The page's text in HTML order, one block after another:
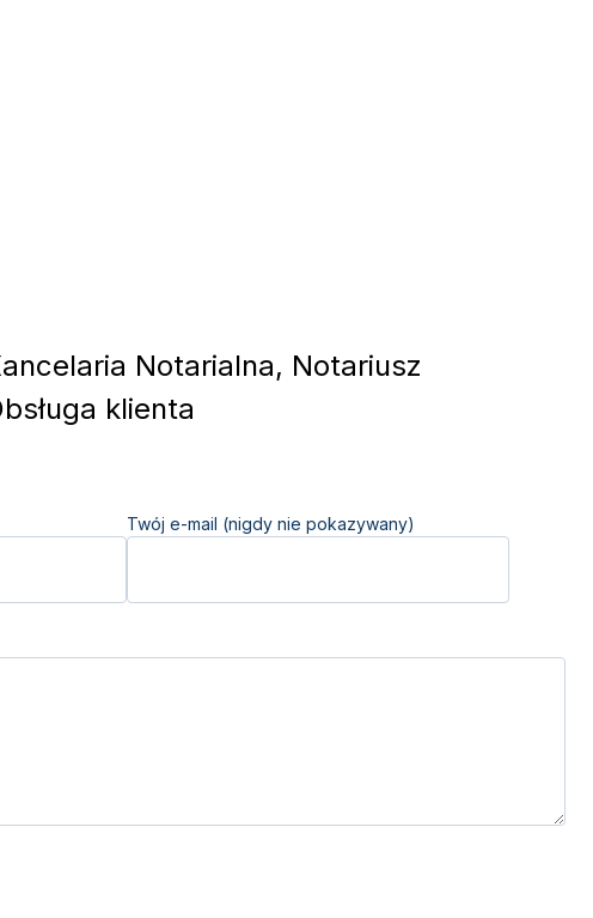
Notarialna, Notariusz
klienta
Twój e-mail (nigdy nie pokazywany)